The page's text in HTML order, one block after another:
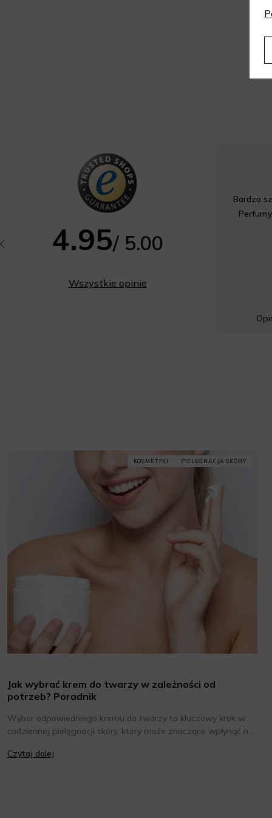
4.95/ 5.00
Wszystkie opinie
Bardzo
KOSMETYKI PIELĘGNACJA SKÓRY
Jak wybrać krem do twarzy w zależności od
potrzeb? Poradnik
Wybór odpowiedniego kremu do twarzy to kluczowy krok w
codziennej pielęgnacji skóry, który może znacząco wpłynąć na
kremów oraz wiedzieć, jak dopasować je do potrzeb własnej
Czytaj dalej